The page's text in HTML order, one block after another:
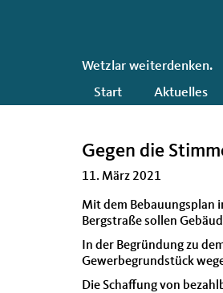
Wetzlar weiterdenken.
Hauptnavigation
Start Aktuelles
Gegen die
11. März 2021
Mit dem Bebauungsplan
Bergstraße sollen
In der Begründung zu
Gewerbegrundstück
Die Schaffung von